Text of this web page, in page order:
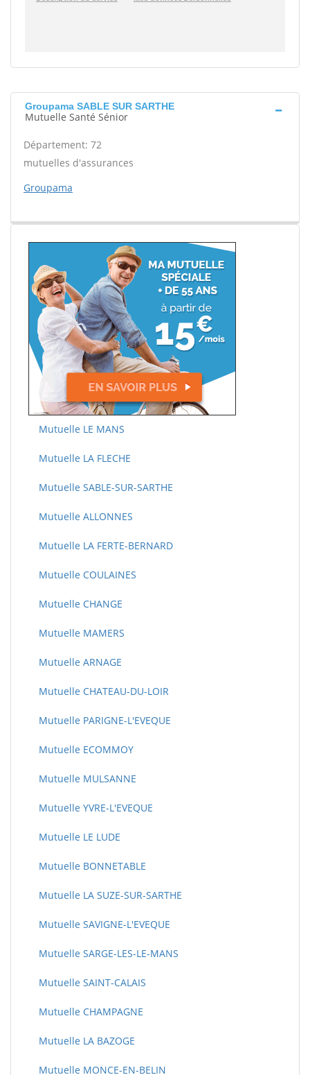
Groupama SABLE SUR SARTHE
Mutuelle Santé Sénior
Département: 72
mutuelles d'assurances
Groupama
Mutuelle LE MANS
Mutuelle LA FLECHE
Mutuelle SABLE-SUR-SARTHE
Mutuelle ALLONNES
Mutuelle LA FERTE-BERNARD
Mutuelle COULAINES
Mutuelle CHANGE
Mutuelle MAMERS
Mutuelle ARNAGE
Mutuelle CHATEAU-DU-LOIR
Mutuelle PARIGNE-L'EVEQUE
Mutuelle ECOMMOY
Mutuelle MULSANNE
Mutuelle YVRE-L'EVEQUE
Mutuelle LE LUDE
Mutuelle BONNETABLE
Mutuelle LA SUZE-SUR-SARTHE
Mutuelle SAVIGNE-L'EVEQUE
Mutuelle SARGE-LES-LE-MANS
Mutuelle SAINT-CALAIS
Mutuelle CHAMPAGNE
Mutuelle LA BAZOGE
Mutuelle MONCE-EN-BELIN